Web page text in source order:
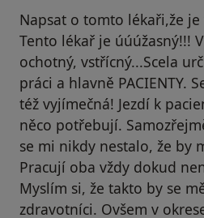
Napsat o tomto lékaři,že
Tento lékař je úúúžasný!!!
ochotný, vstřícný...Scela
práci a hlavně PACIENTY.
též vyjímečná! Jezdí k
něco potřebují.
se mi nikdy nestalo, že by
Pracují oba vždy dokud
Myslím si, že takto by se
zdravotníci. Ovšem v